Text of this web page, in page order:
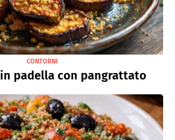
CONTORNI
padella con pangrattato